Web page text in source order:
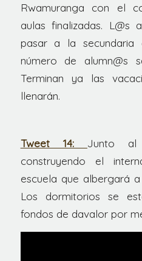
Rwamuranga con el
aulas finalizadas. L@s
pasar a la secundaria
número de alumn@s
Terminan ya las
llenarán.
Tweet 14: Junto al
construyendo el
escuela que albergará
Los dormitorios se
fondos de davalor por